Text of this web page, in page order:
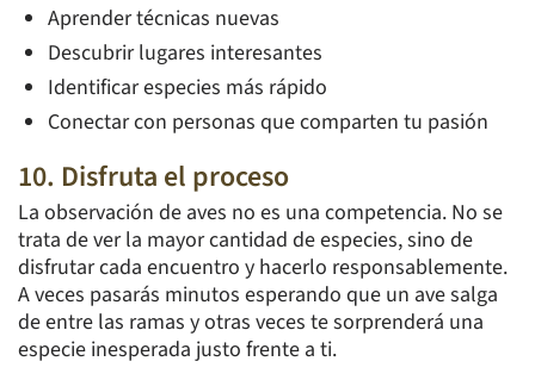
Aprender técnicas nuevas
Descubrir lugares interesantes
Identificar especies más rápido
Conectar con personas que comparten tu pasión
10. Disfruta el proceso
La observación de aves no es una competencia. No se
trata de ver la mayor cantidad de especies, sino de
disfrutar cada encuentro y hacerlo responsablemente.
A veces pasarás minutos esperando que un ave salga
de entre las ramas y otras veces te sorprenderá una
especie inesperada justo frente a ti.